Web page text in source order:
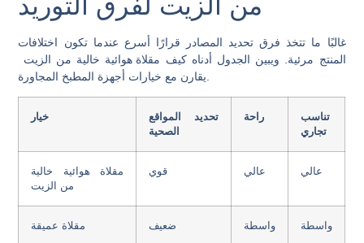
غالبًا ما تتخذ فرق تحديد المصادر قرارًا أسرع عندما تكون اختلافات
المنتج مرئية. ويبين الجدول أدناه كيف مقلاة هوائية خالية من الزيت
خيار
تحديد المواقع
الصحية
راحة
تناسب
تجاري
مقلاة هوائية خالية
من الزيت
قوي عالي عالي
مقلاة عميقة ضعيف واسطة واسطة